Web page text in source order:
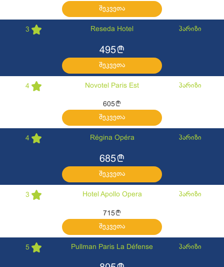
შეკვეთა
3 Reseda Hotel პარიზი
495l
შეკვეთა
4 Novotel Paris Est პარიზი
605l
შეკვეთა
4 Régina Opéra პარიზი
685l
შეკვეთა
3 Hotel Apollo Opera პარიზი
715l
შეკვეთა
5 Pullman Paris La Défense პარიზი